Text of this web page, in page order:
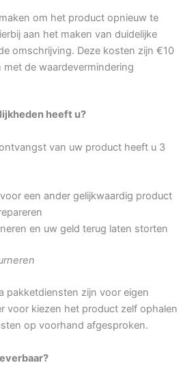
om het product opnieuw te
aan het maken van duidelijke
omschrijving. Deze kosten zijn €10
de waardevermindering
heeft u?
van uw product heeft u 3
een ander gelijkwaardig product
en uw geld terug laten storten
pakketdiensten zijn voor eigen
voor kiezen het product zelf ophalen
op voorhand afgesproken.